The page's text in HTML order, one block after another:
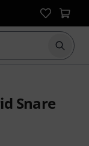
Suche
Snare